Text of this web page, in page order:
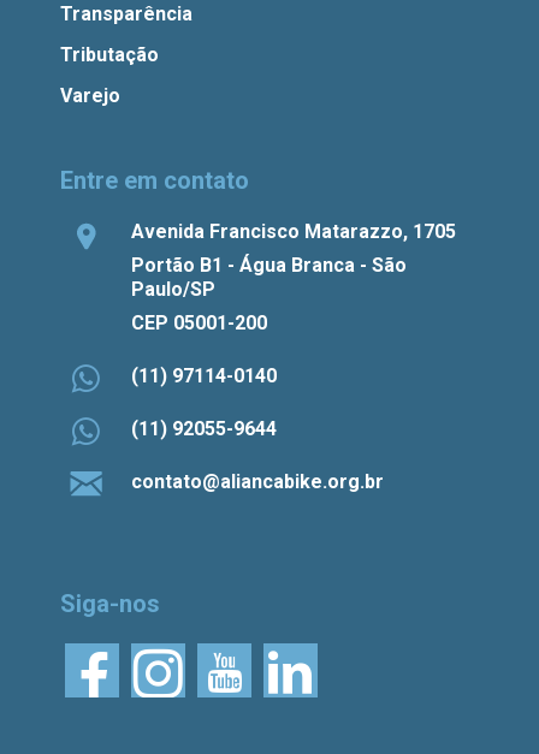
Transparência
Tributação
Varejo
Entre em contato
Avenida Francisco Matarazzo, 1705
Portão B1 - Água Branca - São
Paulo/SP
CEP 05001-200
(11) 97114-0140
(11) 92055-9644
contato@aliancabike.org.br
Siga-nos